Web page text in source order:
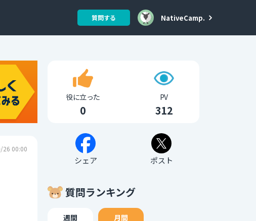
質問する NativeCamp.
26 00:00
役に立った
0
PV
312
シェア ポスト
質問ランキング
週間 月間